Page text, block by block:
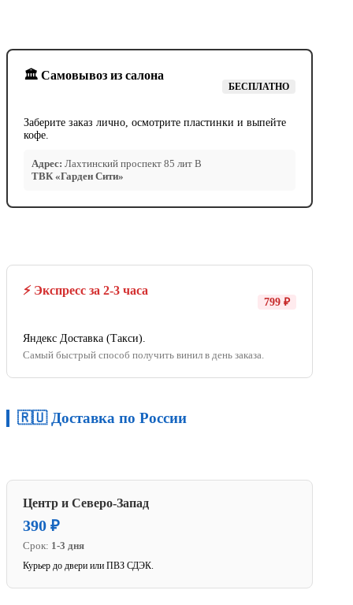
🏛️ Самовывоз из салона
БЕСПЛАТНО
Заберите заказ лично, осмотрите пластинки и выпейте
кофе.
Адрес: Лахтинский проспект 85 лит В
ТВК «Гарден Сити»
⚡ Экспресс за 2-3 часа
799 ₽
Яндекс Доставка (Такси).
Самый быстрый способ получить винил в день заказа.
🇷🇺 Доставка по России
Центр и Северо-Запад
390 ₽
Срок: 1-3 дня
Курьер до двери или ПВЗ СДЭК.